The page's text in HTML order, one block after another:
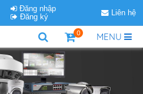
Đăng nhập
Đăng ký
Liên hệ
MENU
0